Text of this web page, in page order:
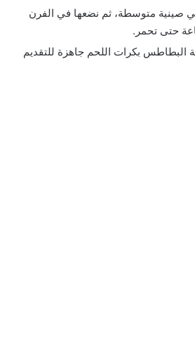
صينية متوسطة، ثم نضعها في الفرن
حتى تحمر.
البطاطس بكرات اللحم جاهزة للتقديم